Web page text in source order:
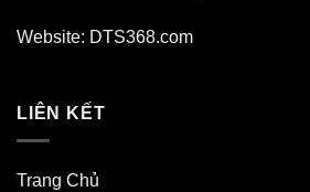
Website: DTS368.com
LIÊN KẾT
Trang Chủ